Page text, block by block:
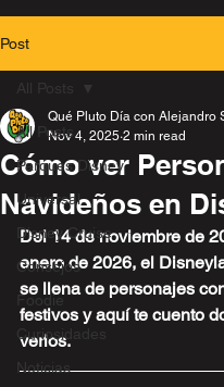
Post
All Posts
Parques Disney
Universal
Disney Cruise
Consejos
Foodie
Curiosidades
Noticias
All Posts
Cómo ver
Navideños en
Qué Pluto Día con Alejandro
Nov 4, 2025 2 min read
Del 14 de noviembre de
enero de 2026, el
se llena de personajes
festivos y aquí te cuento
verlos.